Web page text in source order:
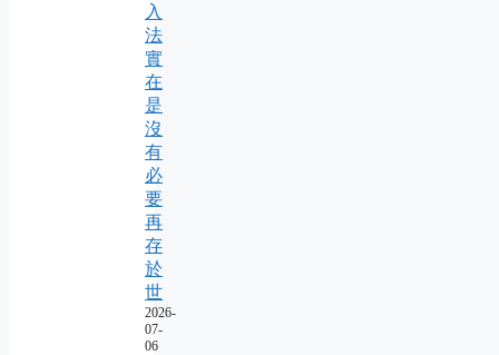
入
法
實
在
是
沒
有
必
要
再
存
於
世
2026-
07-
06